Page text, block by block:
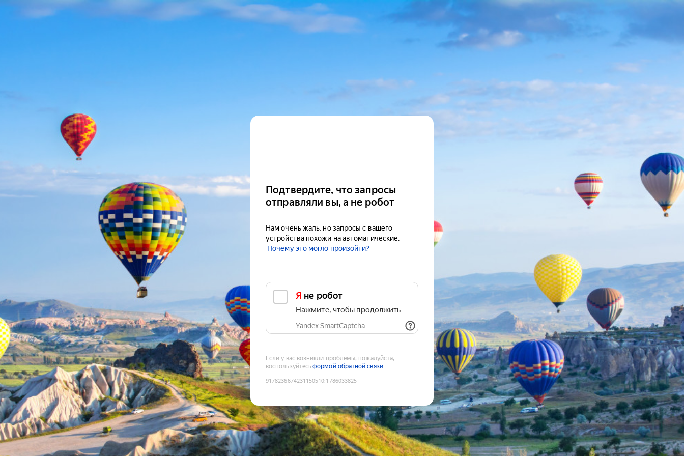
Подтвердите, что запросы
отправляли вы, а не робот
Нам очень жаль, но запросы с вашего
устройства похожи на автоматические.
Почему это могло произойти?
Я не робот
Нажмите, чтобы продолжить
Yandex SmartCaptcha
Если у вас возникли проблемы, пожалуйста,
воспользуйтесьформой обратной связи
9178236674231150510:1786033825